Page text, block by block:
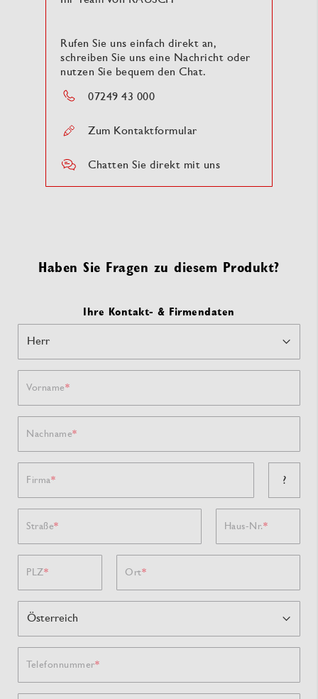
Rufen Sie uns einfach direkt an,
schreiben Sie uns eine Nachricht oder
nutzen Sie bequem den Chat.
07249 43 000
Zum Kontaktformular
Chatten Sie direkt mit uns
Haben Sie Fragen zu diesem Produkt?
Ihre Kontakt- & Firmendaten
Vorname
Nachname
Firma ?
Straße Haus-Nr.
PLZ Ort
Telefonnummer